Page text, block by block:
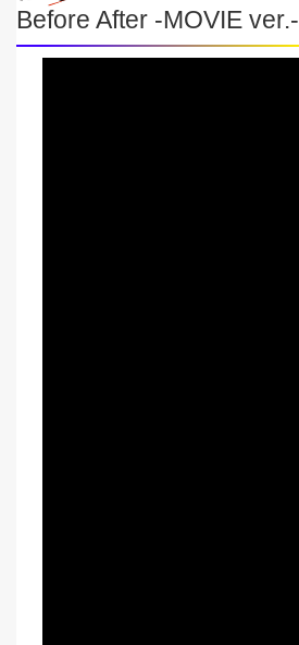
Before After -MOVIE ver.-